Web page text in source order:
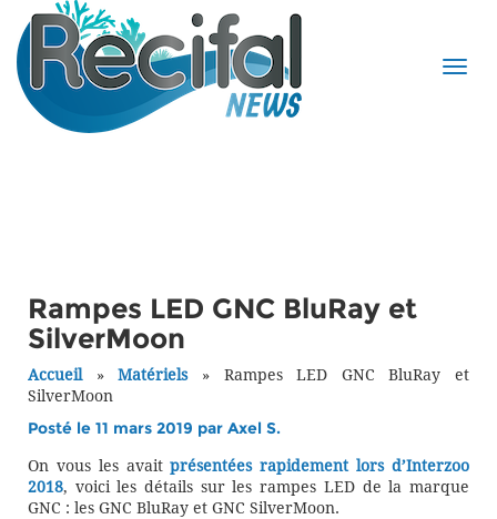
Rampes LED GNC BluRay et
SilverMoon
Accueil»Matériels» Rampes LED GNC BluRay et
SilverMoon
Posté le 11 mars 2019 par Axel S.
On vous les avaitprésentées rapidement lors d’Interzoo
2018, voici les détails sur les rampes LED de la marque
GNC : les GNC BluRay et GNC SilverMoon.